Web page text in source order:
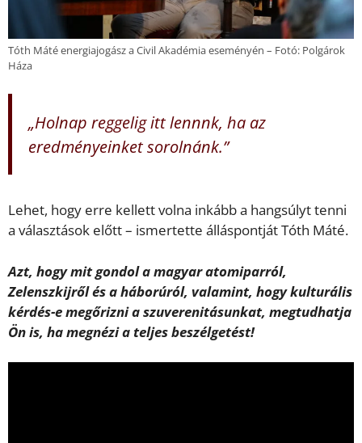
Tóth Máté energiajogász a Civil Akadémia eseményén – Fotó: Polgárok
Háza
„Holnap reggelig itt lennnk, ha az
eredményeinket sorolnánk.”
Lehet, hogy erre kellett volna inkább a hangsúlyt tenni
a választások előtt – ismertette álláspontját Tóth Máté.
Azt, hogy mit gondol a magyar atomiparról,
Zelenszkijről és a háborúról, valamint, hogy kulturális
kérdés-e megőrizni a szuverenitásunkat, megtudhatja
Ön is, ha megnézi a teljes beszélgetést!